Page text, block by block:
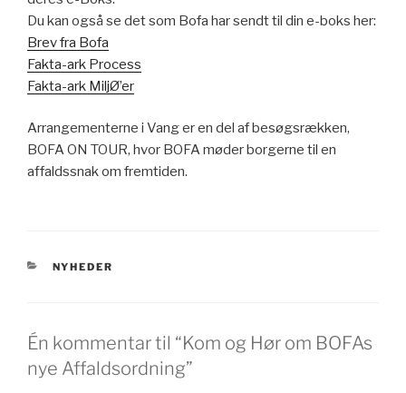
Du kan også se det som Bofa har sendt til din e-boks her:
Brev fra Bofa
Fakta-ark Process
Fakta-ark MiljØ’er
Arrangementerne i Vang er en del af besøgsrækken,
BOFA ON TOUR, hvor BOFA møder borgerne til en
affaldssnak om fremtiden.
KATEGORIER
NYHEDER
Én kommentar til “Kom og Hør om BOFAs
nye Affaldsordning”